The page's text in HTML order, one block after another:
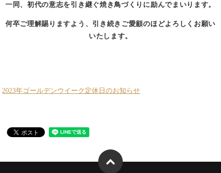
一同、初代の意志を引き継ぐ焼き鳥づくりに励んでまいります。
何卒ご理解賜りますよう、引き続きご愛顧のほどよろしくお願い
いたします。
2023年ゴールデンウイーク定休日のお知らせ